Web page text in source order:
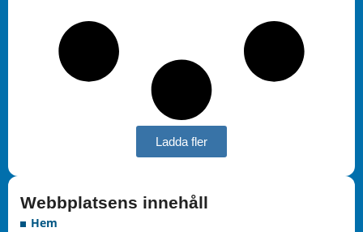
Ladda fler
Webbplatsens innehåll
Hem